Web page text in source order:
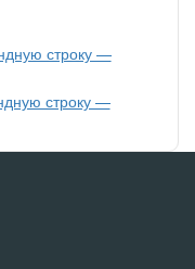
строку —
строку —